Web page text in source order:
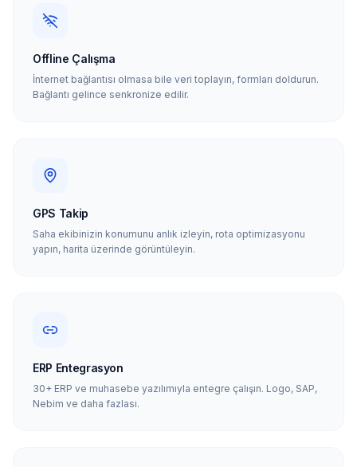
Offline Çalışma
İnternet bağlantısı olmasa bile veri toplayın, formları doldurun.
Bağlantı gelince senkronize edilir.
GPS Takip
Saha ekibinizin konumunu anlık izleyin, rota optimizasyonu
yapın, harita üzerinde görüntüleyin.
ERP Entegrasyon
30+ ERP ve muhasebe yazılımıyla entegre çalışın. Logo, SAP,
Nebim ve daha fazlası.